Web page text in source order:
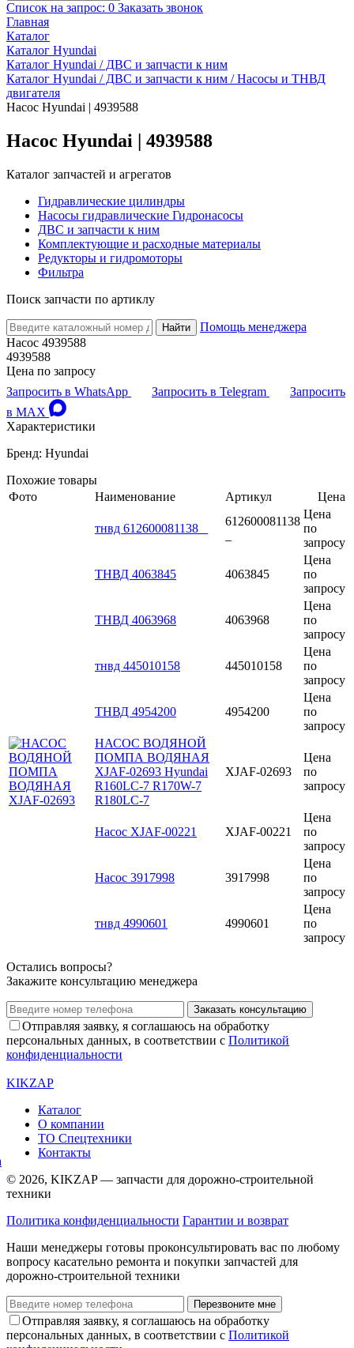
Список на запрос: 0 Заказать звонок
Главная
Каталог
Каталог Hyundai
Каталог Hyundai / ДВС и запчасти к ним
Каталог Hyundai / ДВС и запчасти к ним / Насосы и ТНВД
двигателя
Насос Hyundai | 4939588
Насос Hyundai | 4939588
Каталог запчастей и агрегатов
Гидравлические цилиндры
Насосы гидравлические Гидронасосы
ДВС и запчасти к ним
Комплектующие и расходные материалы
Редукторы и гидромоторы
Фильтра
Поиск запчасти по артиклу
Найти
Помощь менеджера
Насос 4939588
4939588
Цена по запросу
Запросить в WhatsApp
Запросить в Telegram
Запросить
в MAX
Характеристики
Бренд: Hyundai
Похожие товары
Фото
Наименование Артикул Цена
тнвд 612600081138 _
612600081138
Цена
по
запросу
ТНВД 4063845 4063845
Цена
по
запросу
ТНВД 4063968 4063968
Цена
по
запросу
тнвд 445010158 445010158
Цена
по
запросу
ТНВД 4954200 4954200
Цена
по
запросу
НАСОС ВОДЯНОЙ
ПОМПА ВОДЯНАЯ
XJAF-02693 Hyundai
R160LC-7 R170W-7
R180LC-7
XJAF-02693
Цена
по
запросу
Насос XJAF-00221 XJAF-00221
Цена
по
запросу
Насос 3917998 3917998
Цена
по
запросу
тнвд 4990601 4990601
Цена
по
запросу
Остались вопросы?
Закажите консультацию менеджера
Заказать консультацию
Отправляя заявку, я соглашаюсь на обработку
персональных данных, в соответствии с Политикой
конфиденциальности
KIKZAP
Каталог
О компании
ТО Спецтехники
Контакты
© 2026, KIKZAP — запчасти для дорожно-строительной
техники
Политика конфиденциальности Гарантии и возврат
Наши менеджеры готовы проконсультировать вас по любому
вопросу касательно ремонта и покупки запчастей для
дорожно-строительной техники
Перезвоните мне
Отправляя заявку, я соглашаюсь на обработку
персональных данных, в соответствии с Политикой